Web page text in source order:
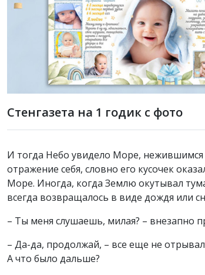
Стенгазета на 1 годик с фото
И тогда Небо увидело Море, нежившимся
отражение себя, словно его кусочек
Море. Иногда, когда Землю окутывал
всегда возвращалось в виде дождя или
– Ты меня слушаешь, милая? – внезапно
– Да-да, продолжай, – все еще не
А что было дальше?